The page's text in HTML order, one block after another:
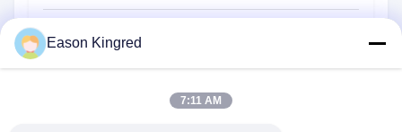
Sacos de alimentos a vácuo
Película de embalagem de alimentos
Eason Kingred
7:11 AM